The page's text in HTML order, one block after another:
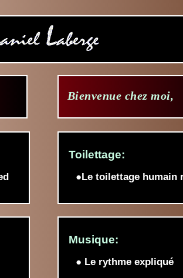
Bienvenue chez moi,
Toilettage:
●Le toilettage humain
Musique:
● Le rythme expliqué